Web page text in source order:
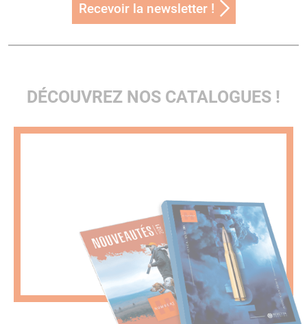
Recevoir la newsletter !
DÉCOUVREZ NOS CATALOGUES !